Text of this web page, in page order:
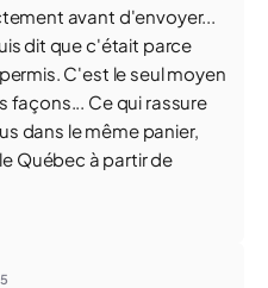
avant d'envoyer...
dit que c'était parce
C'est le seul moyen
façons... Ce qui rassure
dans le même panier,
Québec à partir de